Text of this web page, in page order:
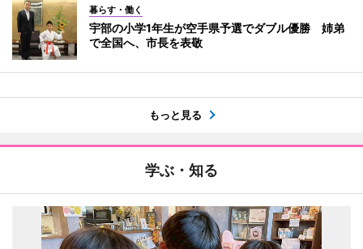
暮らす・働く
宇部の小学1年生が空手県予選でダブル優勝 姉弟
で全国へ、市長を表敬
もっと見る
学ぶ・知る